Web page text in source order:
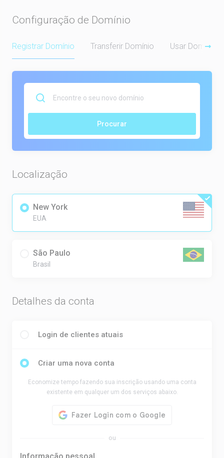
Configuração de Domínio
Registrar Domínio Transferir Domínio Usar Domínio
Procurar
Localização
New York
EUA
São Paulo
Brasil
Detalhes da conta
Login de clientes atuais
Criar uma nova conta
Economize tempo fazendo sua inscrição usando uma conta
existente em qualquer um dos serviços abaixo.
ou